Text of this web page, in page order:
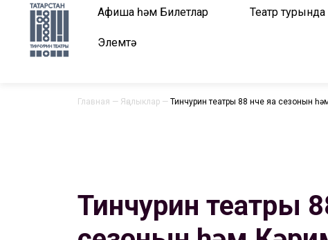
Афиша һәм Билетлар Театр турында
Элемтә
Главная — Яңалыклар — Тинчурин театры 88 нче яңа сезонын
Тинчурин театры